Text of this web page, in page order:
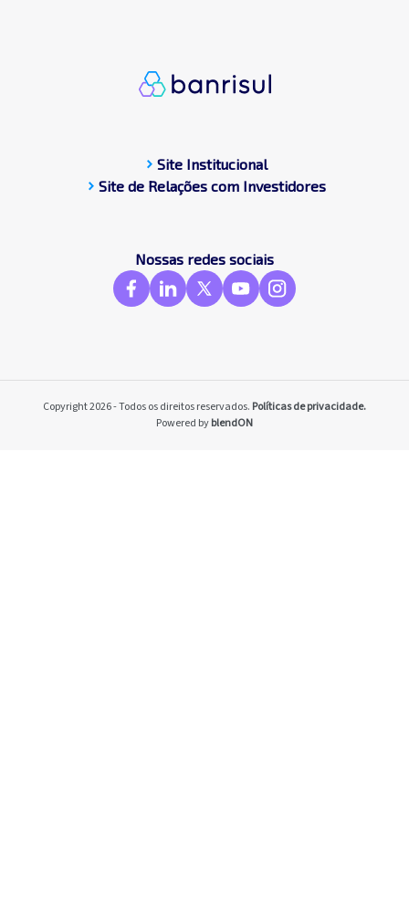
chevron_right Site Institucional
chevron_right Site de Relações com Investidores
Nossas redes sociais
Copyright 2026 - Todos os direitos reservados. Políticas de privacidade.
Powered byblendON